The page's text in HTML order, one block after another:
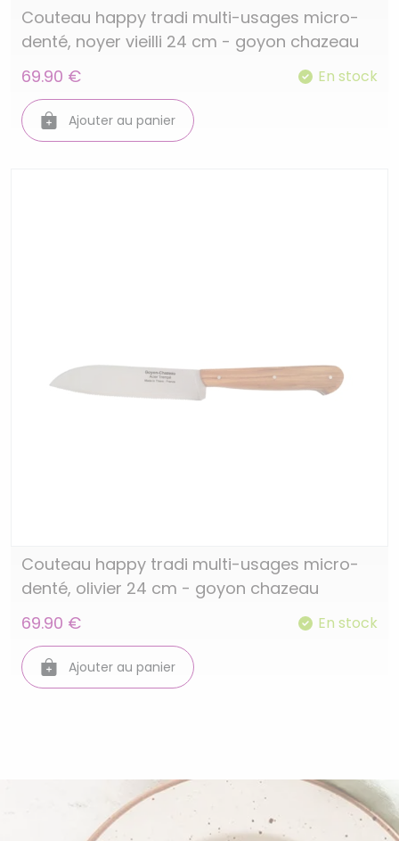
Couteau happy tradi multi-usages micro-
denté, noyer vieilli 24 cm - goyon chazeau
69.90 €
En stock
Ajouter au panier
Couteau happy tradi multi-usages micro-
denté, olivier 24 cm - goyon chazeau
69.90 €
En stock
Ajouter au panier